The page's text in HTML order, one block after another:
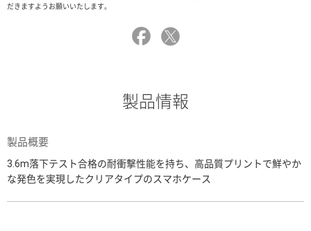
だきますようお願いいたします。
製品情報
製品概要
3.6m落下テスト合格の耐衝撃性能を持ち、高品質プリントで鮮やか
な発色を実現したクリアタイプのスマホケース